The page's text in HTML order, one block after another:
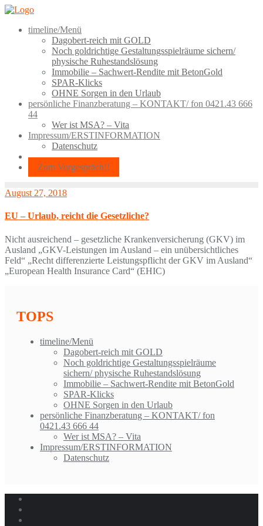
Skip
contenttimeline/Menü
Dagobert-reich mit GOLD
Noch goldrichtige Gestaltungsspielräume sichern/
physische Ruhestandslösung
Immobilie – Sachwert-Rendite mit BetonGold
SPAR-Klicks
OHNE Sorgen in den Urlaub
persönliche Finanzberatung – KONTAKT/ fon 0421.43 666
44
Wer ist MSA? – Vita
Impressum/ERSTINFORMATION
Datenschutz
Zum Vorgespräch!!
August 27, 2018
EU – Urlaub, reicht die Gesetzliche?
Nicht ausreichend – gesetzliche Krankenversicherung (GKV) im
Ausland „GKV-Leistungen im Ausland – ein unübersichtliches
Feld“ „Recht differenzierte Leistungspflicht der GKV im Ausland“
„European Health Insurance Card“ (EHIC)
TOPS
timeline/Menü
Dagobert-reich mit GOLD
Noch goldrichtige Gestaltungsspielräume
sichern/ physische Ruhestandslösung
Immobilie – Sachwert-Rendite mit BetonGold
SPAR-Klicks
OHNE Sorgen in den Urlaub
persönliche Finanzberatung – KONTAKT/ fon
0421.43 666 44
Wer ist MSA? – Vita
Impressum/ERSTINFORMATION
Datenschutz